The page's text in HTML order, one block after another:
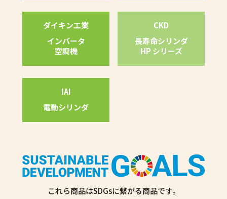
ダイキン工業
インバータ
空調機
CKD
長寿命シリンダ
HP シリーズ
IAI
電動シリンダ
これら商品はSDGsに繋がる商品です。